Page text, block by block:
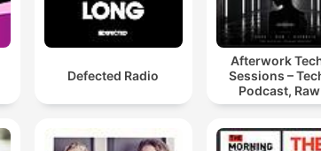
Defected Radio
Afterwork
Sessions –
Podcast,
Hypnotic